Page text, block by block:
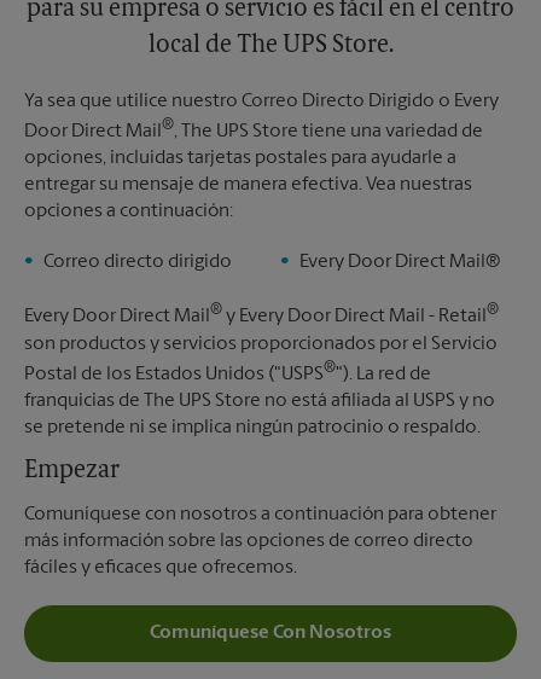
para su empresa o servicio es fácil en el centro
local de The UPS Store.
Ya sea que utilice nuestro Correo Directo Dirigido o Every
Door Direct Mail®, The UPS Store tiene una variedad de
opciones, incluidas tarjetas postales para ayudarle a
entregar su mensaje de manera efectiva. Vea nuestras
opciones a continuación:
Correo directo dirigido Every Door Direct Mail®
Every Door Direct Mail® y Every Door Direct Mail - Retail®
son productos y servicios proporcionados por el Servicio
Postal de los Estados Unidos ("USPS®"). La red de
franquicias de The UPS Store no está afiliada al USPS y no
se pretende ni se implica ningún patrocinio o respaldo.
Empezar
Comuníquese con nosotros a continuación para obtener
más información sobre las opciones de correo directo
fáciles y eficaces que ofrecemos.
Comuníquese Con Nosotros